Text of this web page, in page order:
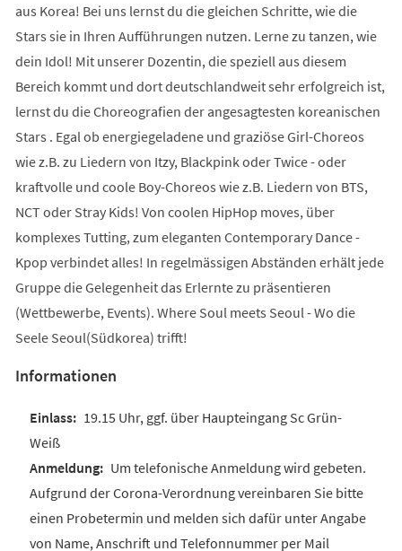
aus Korea! Bei uns lernst du die gleichen Schritte, wie die
Stars sie in Ihren Aufführungen nutzen. Lerne zu tanzen, wie
dein Idol! Mit unserer Dozentin, die speziell aus diesem
Bereich kommt und dort deutschlandweit sehr erfolgreich ist,
lernst du die Choreografien der angesagtesten koreanischen
Stars . Egal ob energiegeladene und graziöse Girl-Choreos
wie z.B. zu Liedern von Itzy, Blackpink oder Twice - oder
kraftvolle und coole Boy-Choreos wie z.B. Liedern von BTS,
NCT oder Stray Kids! Von coolen HipHop moves, über
komplexes Tutting, zum eleganten Contemporary Dance -
Kpop verbindet alles! In regelmässigen Abständen erhält jede
Gruppe die Gelegenheit das Erlernte zu präsentieren
(Wettbewerbe, Events). Where Soul meets Seoul - Wo die
Seele Seoul(Südkorea) trifft!
Informationen
19.15 Uhr, ggf. über Haupteingang Sc Grün-
Weiß
Um telefonische Anmeldung wird gebeten.
Aufgrund der Corona-Verordnung vereinbaren Sie bitte
einen Probetermin und melden sich dafür unter Angabe
von Name, Anschrift und Telefonnummer per Mail